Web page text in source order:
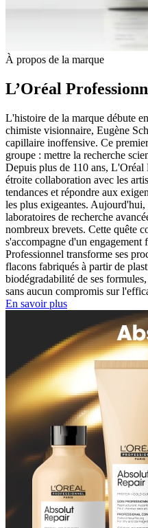
À propos de la marque
L’Oréal
L'histoire de la marque débute
chimiste visionnaire, Eugène
capillaire inoffensive. Ce
groupe : mettre la recherche
Depuis plus de 110 ans, L'Oréal
étroite collaboration avec les
tendances et répondre aux
les plus exigeantes. Aujourd'hui,
laboratoires de recherche
nombreux brevets. Cette quête
s'accompagne d'un
Professionnel transforme ses
flacons fabriqués à partir de
biodégradabilité de ses
sans aucun compromis sur
En savoir plus